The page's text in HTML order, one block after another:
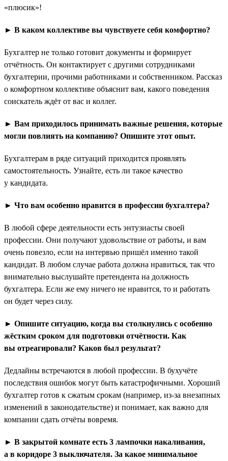
«плюсик»!
► В каком коллективе вы чувствуете себя комфортно?
Бухгалтер не только готовит документы и формирует
отчётность. Он контактирует с другими сотрудниками
бухгалтерии, прочими работниками и собственником. Рассказ
о комфортном коллективе объяснит вам, какого поведения
соискатель ждёт от вас и коллег.
► Вам приходилось принимать важные решения, которые
могли повлиять на компанию? Опишите этот опыт.
Бухгалтерам в ряде ситуаций приходится проявлять
самостоятельность. Узнайте, есть ли такое качество
у кандидата.
► Что вам особенно нравится в профессии бухгалтера?
В любой сфере деятельности есть энтузиасты своей
профессии. Они получают удовольствие от работы, и вам
очень повезло, если на интервью пришёл именно такой
кандидат. В любом случае работа должна нравиться, так что
внимательно выслушайте претендента на должность
бухгалтера. Если же ему ничего не нравится, то и работать
он будет через силу.
► Опишите ситуацию, когда вы столкнулись с особенно
жёстким сроком для подготовки отчётности. Как
вы отреагировали? Каков был результат?
Дедлайны встречаются в любой профессии. В бухучёте
последствия ошибок могут быть катастрофичными. Хороший
бухгалтер готов к сжатым срокам (например, из-за внезапных
изменений в законодательстве) и понимает, как важно для
компании сдать отчёты вовремя.
► В закрытой комнате есть 3 лампочки накаливания,
а в коридоре 3 выключателя. За какое минимальное